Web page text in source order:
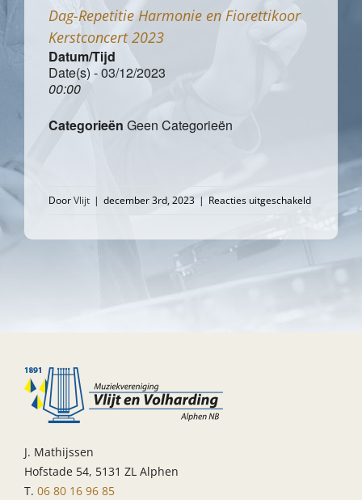
Dag-Repetitie Harmonie en Fiorettikoor
Kerstconcert 2023
Datum/Tijd
Date(s) - 03/12/2023
00:00
Categorieën Geen Categorieën
DoorVlijt | december 3rd, 2023 | Reacties uitgeschakeldvoor
Repetitie
J. Mathijssen
Hofstade 54, 5131 ZL Alphen
T. 06 80 16 96 85